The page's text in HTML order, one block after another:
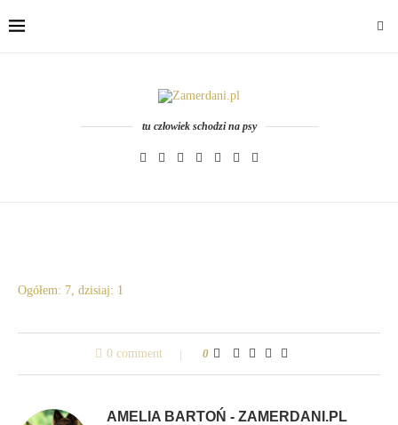
tu człowiek schodzi na psy
Ogółem: 7, dzisiaj: 1
0 comment 0
AMELIA BARTOŃ - ZAMERDANI.PL